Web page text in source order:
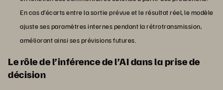
En cas d’écarts entre la sortie prévue et le résultat réel, le modèle
ajuste ses paramètres internes pendant la rétrotransmission,
améliorant ainsi ses prévisions futures.
Le rôle de l’inférence de l’AI dans la prise de
décision